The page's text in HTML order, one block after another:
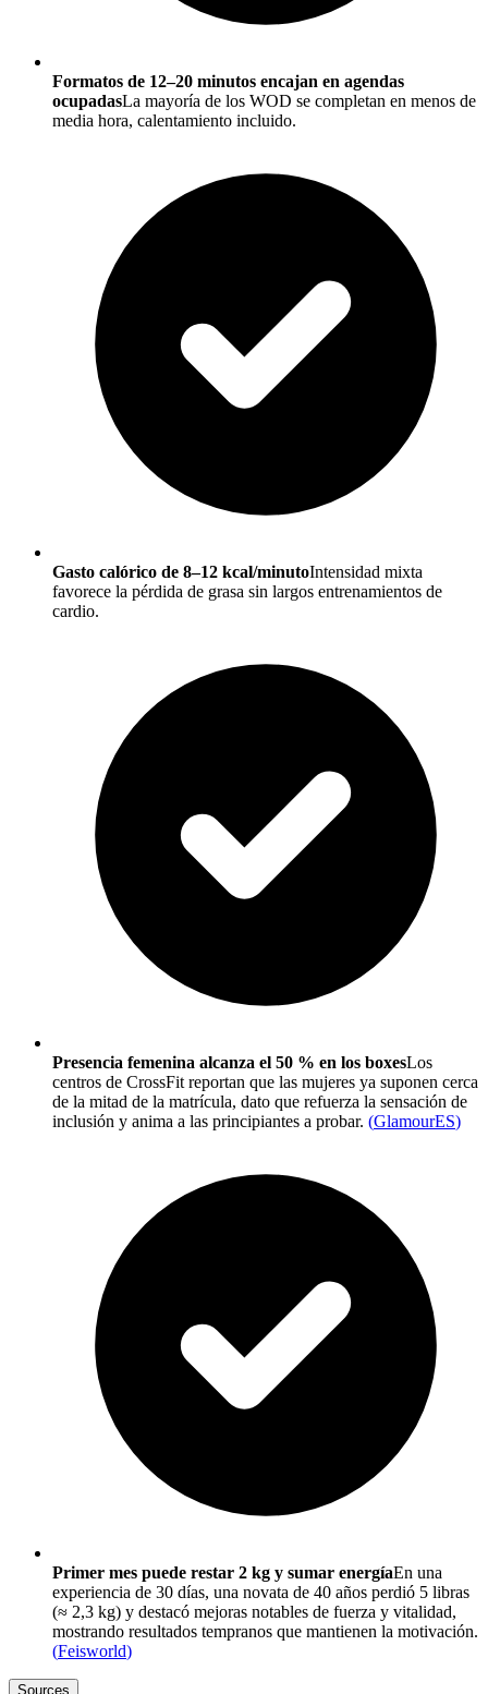
Formatos de 12–20 minutos encajan en agendas
ocupadasLa mayoría de los WOD se completan en menos de
media hora, calentamiento incluido.
Gasto calórico de 8–12 kcal/minutoIntensidad mixta
favorece la pérdida de grasa sin largos entrenamientos de
cardio.
Presencia femenina alcanza el 50 % en los boxesLos
centros de CrossFit reportan que las mujeres ya suponen cerca
de la mitad de la matrícula, dato que refuerza la sensación de
inclusión y anima a las principiantes a probar. (GlamourES)
Primer mes puede restar 2 kg y sumar energíaEn una
experiencia de 30 días, una novata de 40 años perdió 5 libras
(≈ 2,3 kg) y destacó mejoras notables de fuerza y vitalidad,
mostrando resultados tempranos que mantienen la motivación.
(Feisworld)
Sources